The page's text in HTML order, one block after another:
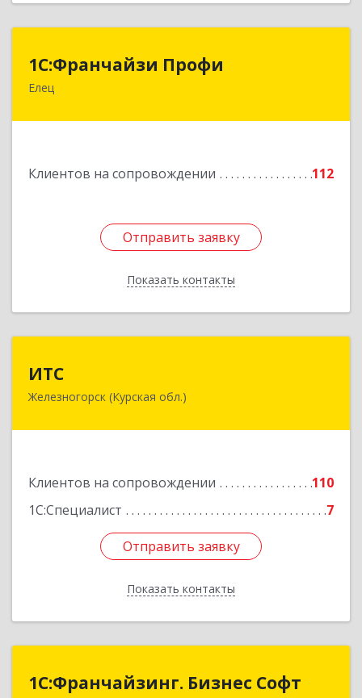
1С:Франчайзи Профи
Елец
Клиентов на сопровождении 112
Отправить заявку
Показать контакты
1С:Франчайзи Профи
Отправить заявку
Назад
ИТС
Железногорск (Курская обл.)
Клиентов на сопровождении
110
1С:Специалист
7
Отправить заявку
Показать контакты
307178, Курская обл, Железногорск г,
Отправить заявку
Назад
1C:Франчайзинг. Бизнес Софт
1C:Франчайзинг. Бизнес Софт